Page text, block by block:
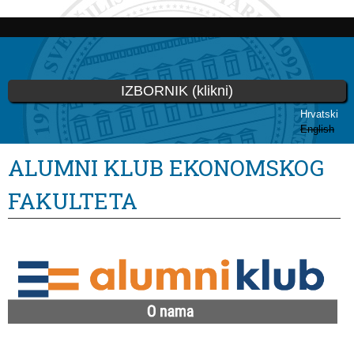
Skoči
glavni
sadržaj
Hrvatski
English
IZBORNIK (klikni)
Vi ste ovdje
ALUMNI KLUB EKONOMSKOG
FAKULTETA